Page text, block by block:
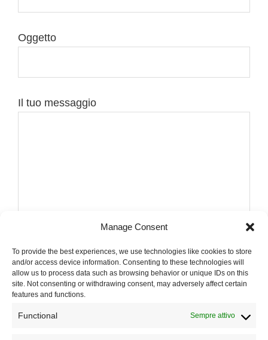
Manage Consent
To provide the best experiences, we use technologies like cookies to store
and/or access device information. Consenting to these technologies will
allow us to process data such as browsing behavior or unique IDs on this
site. Not consenting or withdrawing consent, may adversely affect certain
features and functions.
Functional Sempre attivo
Oggetto
Il tuo messaggio
Acconsento al trattamento dei dati , ho letto la
Privacy Policy.